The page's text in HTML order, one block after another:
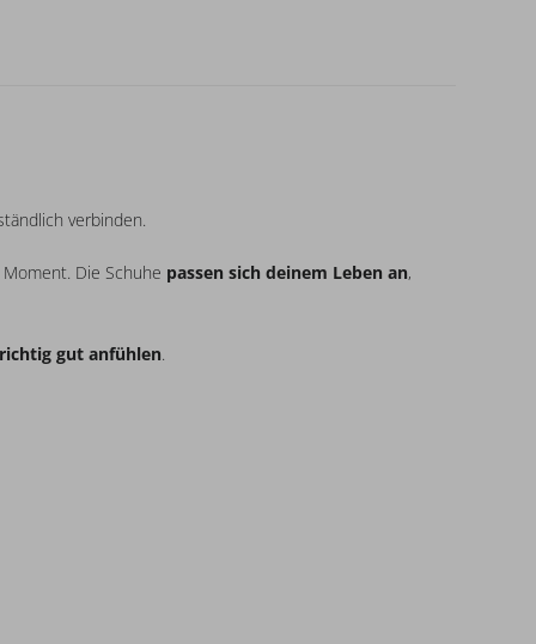
verbinden.
Die Schuhe passen sich deinem Leben an,
gut anfühlen.